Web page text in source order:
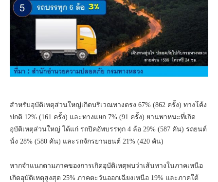
สำหรับอุบัติเหตุส่วนใหญ่เกิดบริเวณทางตรง 67% (862 ครั้ง) ทางโค้ง
ปกติ 12% (161 ครั้ง) และทางแยก 7% (91 ครั้ง) ยานพาหนะที่เกิด
อุบัติเหตุส่วนใหญ่ ได้แก่ รถปิคอัพบรรทุก 4 ล้อ 29% (587 คัน) รถยนต์
นั่ง 28% (580 คัน) และรถจักรยานยนต์ 21% (420 คัน)
หากจำแนกตามภาคของการเกิดอุบัติเหตุพบว่าเส้นทางในภาคเหนือ
เกิดอุบัติเหตุสูงสุด 25% ภาคตะวันออกเฉียงเหนือ 19% และภาคใต้